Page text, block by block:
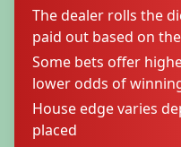
The dealer rolls the
paid out based on
Some bets offer
lower odds of
House edge varies
placed